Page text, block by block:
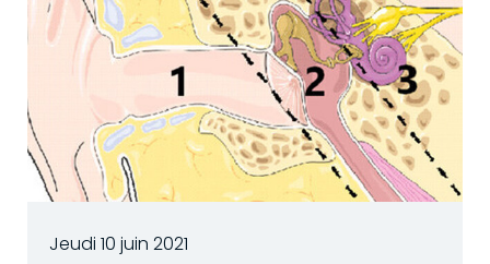
Jeudi 10 juin 2021